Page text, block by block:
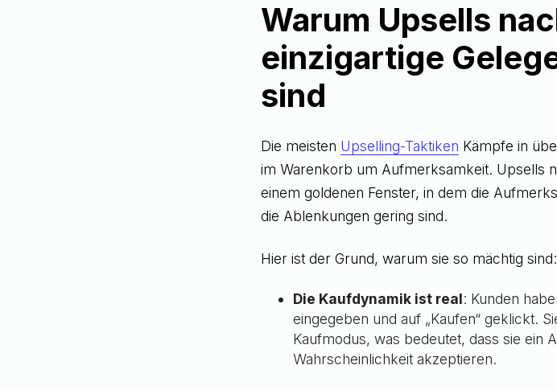
Warum Upsells
einzigartige
sind
Die meisten Upselling-Taktiken Kämpfe in
im Warenkorb um Aufmerksamkeit. Upsells
einem goldenen Fenster, in dem die
die Ablenkungen gering sind.
Hier ist der Grund, warum sie so mächtig sind:
Die Kaufdynamik ist real: Kunden
eingegeben und auf „Kaufen“ geklickt.
Kaufmodus, was bedeutet, dass sie ein
Wahrscheinlichkeit akzeptieren.